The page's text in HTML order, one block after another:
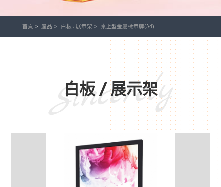
首頁 產品 白板 / 展示架 桌上型金屬標示牌(A4)
白板 / 展示架
Sincerely